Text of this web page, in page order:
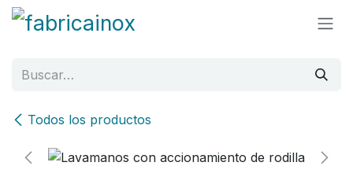
Ir al contenido
Todos los productos